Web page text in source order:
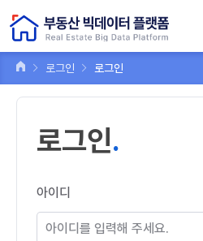
로그인 로그인
로그인
아이디